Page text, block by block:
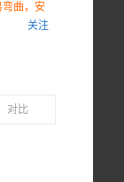
弯曲，安
关注
对比